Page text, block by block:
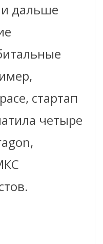
и дальше
стартап
четыре